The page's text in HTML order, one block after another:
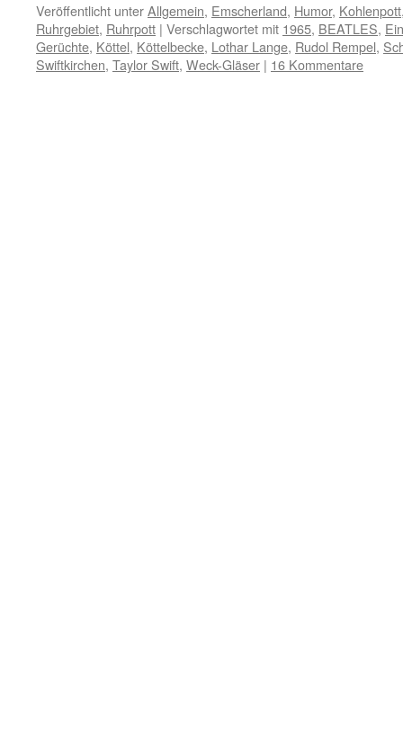
Veröffentlicht unterAllgemein, Emscherland, Humor, Kohlenpott
Ruhrgebiet, Ruhrpott | Verschlagwortet mit 1965, BEATLES,
Gerüchte, Köttel, Köttelbecke, Lothar Lange, Rudol Rempel,
Swiftkirchen, Taylor Swift, Weck-Gläser | 16 Kommentare